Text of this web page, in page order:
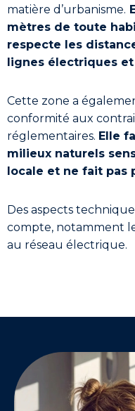
matière d’urbanisme.
mètres de toute
respecte les
lignes électriques
Cette zone a
conformité aux
réglementaires. Elle
milieux naturels
locale et ne fait pas
Des aspects
compte, notamment
au réseau électrique.